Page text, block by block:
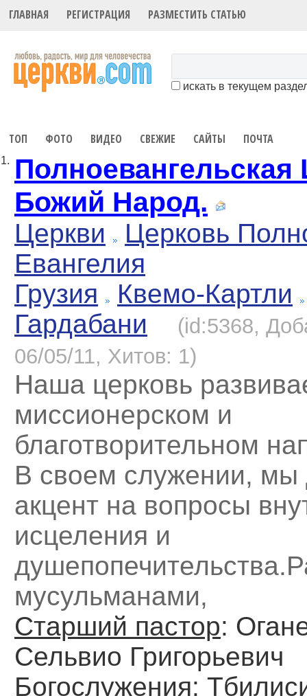
ГЛАВНАЯ РЕГИСТРАЦИЯ РАЗМЕСТИТЬ СТАТЬЮ
искать в текущем
ТОП ФОТО ВИДЕО СВЕЖИЕ САЙТЫ ПОЧТА
1. Полноевангельская
Божий Народ.
Церкви
Церковь
Евангелия
Грузия
Квемо-Картли
Гардабани
(id:5368,
06/05/11, Хитов: 1)
Наша церковь
миссионерском и
благотворительном
В своем служении, мы
акцент на вопросы
исцеления и
мусульманами,
Старший пастор:
Сельвио Григорьевич
Богослужения: